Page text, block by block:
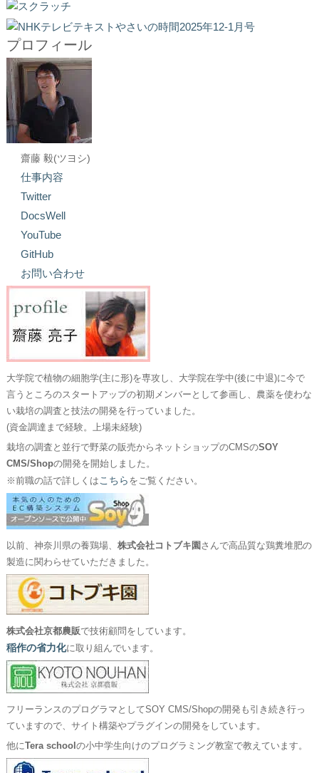
プロフィール
齋藤 毅(ツヨシ)
仕事内容
Twitter
DocsWell
YouTube
GitHub
お問い合わせ
大学院で植物の細胞学(主に形)を専攻し、大学院在学中(後に中退)に今で
言うところのスタートアップの初期メンバーとして参画し、農薬を使わな
い栽培の調査と技法の開発を行っていました。
(資金調達まで経験。上場未経験)
栽培の調査と並行で野菜の販売からネットショップのCMSのSOY
CMS/Shopの開発を開始しました。
※前職の話で詳しくはこちら をご覧ください。
以前、神奈川県の養鶏場、 株式会社コトブキ園 さんで高品質な鶏糞堆肥の
製造に関わらせていただきました。
株式会社京都農販で技術顧問をしています。
稲作の省力化に取り組んでいます。
フリーランスのプログラマとしてSOY CMS/Shopの開発も引き続き行っ
ていますので、サイト構築やプラグインの開発をしています。
他にTera school の小中学生向けのプログラミング教室で教えています。